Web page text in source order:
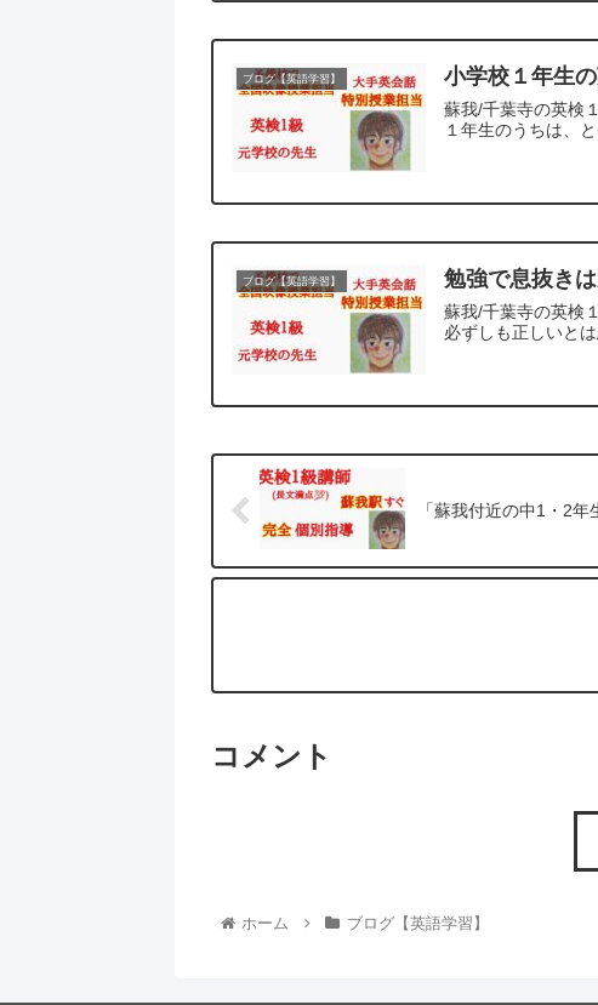
ブログ【英語学習】 小学校１年生
蘇我/千葉寺の英検
１年生のうちは、
ブログ【英語学習】 勉強で息抜き
蘇我/千葉寺の英検
必ずしも正しいと
「蘇我付近の中1・2年
コメント
ホーム ブログ【英語学習】